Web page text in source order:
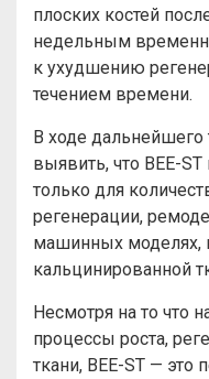
плоских костей
недельным
к ухудшению
течением времени.
В ходе дальнейшего
выявить, что BEE-
только для
регенерации,
машинных моделях,
кальцинированной
Несмотря на то что
процессы роста,
ткани, BEE-ST —